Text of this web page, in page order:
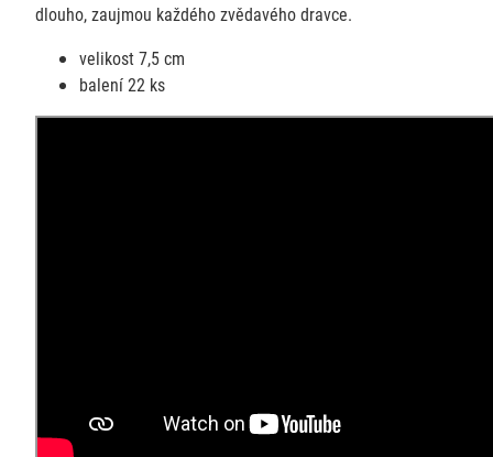
dlouho, zaujmou každého zvědavého dravce.
velikost 7,5 cm
balení 22 ks